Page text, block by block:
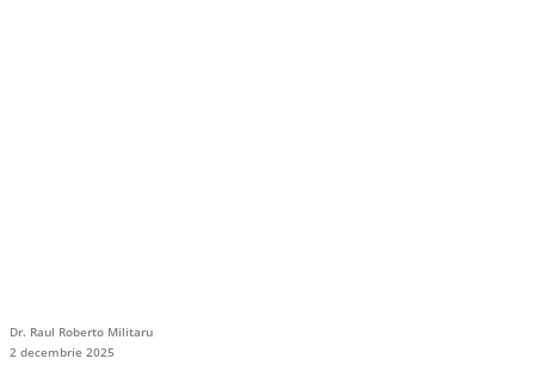
Dr. Raul Roberto Militaru
2 decembrie 2025